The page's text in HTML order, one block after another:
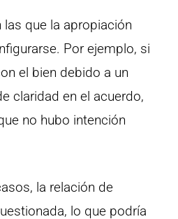
que la apropiación
Por ejemplo, si
el bien debido a un
claridad en el acuerdo,
no hubo intención
la relación de
lo que podría